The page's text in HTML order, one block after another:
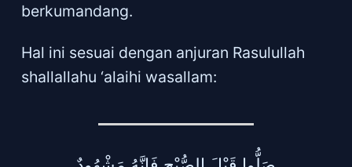
berkumandang.
Hal ini sesuai dengan anjuran Rasulullah
shallallahu ‘alaihi wasallam: